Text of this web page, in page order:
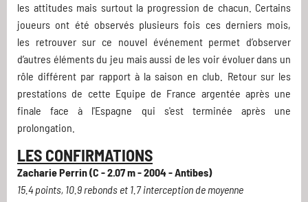
les attitudes mais surtout la progression de chacun. Certains
joueurs ont été observés plusieurs fois ces derniers mois,
les retrouver sur ce nouvel événement permet d’observer
d’autres éléments du jeu mais aussi de les voir évoluer dans un
rôle différent par rapport à la saison en club. Retour sur les
prestations de cette Equipe de France argentée après une
finale face à l'Espagne qui s'est terminée après une
prolongation.
LES CONFIRMATIONS
Zacharie Perrin (C - 2.07 m - 2004 - Antibes)
15.4 points, 10.9 rebonds et 1.7 interception de moyenne